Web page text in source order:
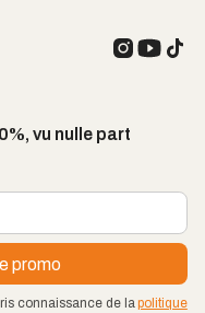
vu nulle part
connaissance de lapolitique